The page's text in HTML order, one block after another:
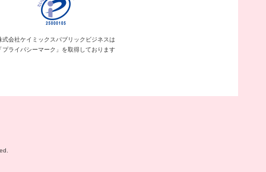
式会社ケイミックスパブリックビジネスは
プライバシーマーク」を取得しております